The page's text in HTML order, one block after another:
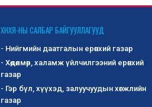
ХНХЯ-НЫ САЛБАР БАЙГУУЛЛАГУУД
- Нийгмийн даатгалын ерөнхий газар
- Хөдөлмөр, халамж үйлчилгээний ерөнхий
газар
- Гэр бүл, хүүхэд, залуучуудын хөгжлийн
газар